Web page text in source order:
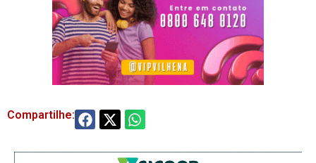
Compartilhe: